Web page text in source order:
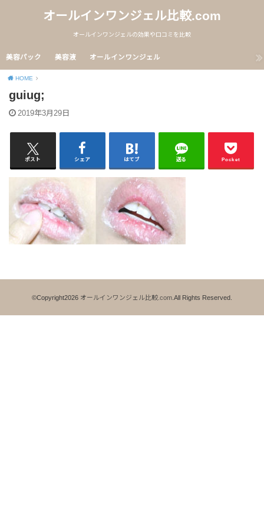
オールインワンジェル比較.com
オールインワンジェルの効果や口コミを比較
美容パック 美容液 オールインワンジェル
HOME
guiug;
2019年3月29日
ポスト シェア はてブ 送る Pocket
©Copyright2026 オールインワンジェル比較.com.All Rights Reserved.